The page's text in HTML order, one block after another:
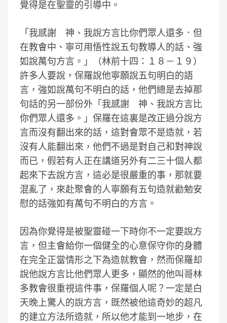
覺得是在聖靈的引導中。
「我感謝 神、我說方言比你們眾人還多．但
在教會中、寧可用悟性說五句教導人的話、強
如說萬句方言。」（林前十四：１８－１９）
許多人要說，保羅說他寧願說五句明白的語
言，強如說萬句不明白的話，他們總是去掉那
句話的另一部份外「我感謝 神、我說方言比
你們眾人還多。」保羅在這裏是改正過分說方
言而沒有翻出來的話，這對會眾不是造就，若
沒有人能翻出來，他們不過是對自己和對神說
而已，假若有人正在講道另外有二三十個人都
起來下去說方言，這必是很嚴重的事，那就要
混亂了，來赴聚會的人寧願有五句造就勸勉安
慰的話強如有萬句不明白的方言。
因為你覺得是被聖靈碰一下時你不一定要說方
言，但主會給你一個健全的心意保守你的身體
在完全正當情形之下為造就教會，然而保羅却
說他說方言比他們眾人更多，顯然的他叫哥林
多教會很重視這件事，保羅個人呢？一定是白
天晚上驚人的說方言，既然被他這奇妙的超凡
的建立方法所造就，所以他才能到一地步，在